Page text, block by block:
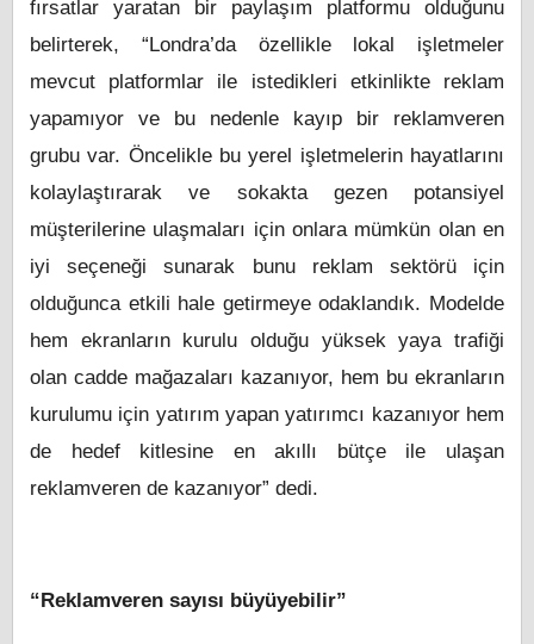
fırsatlar yaratan bir paylaşım platformu olduğunu
belirterek, “Londra’da özellikle lokal işletmeler
mevcut platformlar ile istedikleri etkinlikte reklam
yapamıyor ve bu nedenle kayıp bir reklamveren
grubu var. Öncelikle bu yerel işletmelerin hayatlarını
kolaylaştırarak ve sokakta gezen potansiyel
müşterilerine ulaşmaları için onlara mümkün olan en
iyi seçeneği sunarak bunu reklam sektörü için
olduğunca etkili hale getirmeye odaklandık. Modelde
hem ekranların kurulu olduğu yüksek yaya trafiği
olan cadde mağazaları kazanıyor, hem bu ekranların
kurulumu için yatırım yapan yatırımcı kazanıyor hem
de hedef kitlesine en akıllı bütçe ile ulaşan
reklamveren de kazanıyor” dedi.
“Reklamveren sayısı büyüyebilir”